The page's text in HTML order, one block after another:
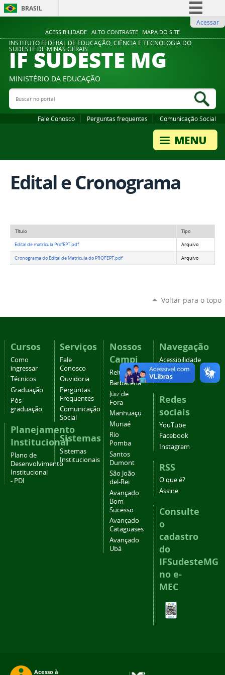
ACESSIBILIDADE ALTO CONTRASTE MAPA DO SITE
BRASIL
Comunica BR
Participe
Legislação
Acessar
INSTITUTO FEDERAL DE EDUCAÇÃO, CIÊNCIA E TECNOLOGIA DO
SUDESTE DE MINAS GERAIS
IF SUDESTE MG
MINISTÉRIO DA EDUCAÇÃO
Buscar no portal
Fale Conosco Perguntas frequentes Comunicação Social
Edital e Cronograma
Título Tipo
Edital de matrícula ProfEPT.pdf Arquivo
Cronograma do Edital de Matrícula do PROFEPT.pdf Arquivo
Voltar para o topo
Cursos
Como
ingressar
Técnicos
Graduação
Pós-
graduação
Planejamento
Institucional
Plano de
Desenvolvimento
Institucional
- PDI
Serviços
Fale
Conosco
Ouvidoria
Perguntas
Frequentes
Comunicação
Social
Sistemas
Sistemas
Institucionais
Nossos
Campi
Reitoria
Barbacena
Juiz de
Fora
Manhuaçu
Muriaé
Rio
Pomba
Santos
Dumont
São João
del-Rei
Avançado
Bom
Sucesso
Avançado
Cataguases
Avançado
Ubá
Navegação
Acessibilidade
Mapa do
site
Redes
sociais
YouTube
Facebook
Instagram
RSS
O que é?
Assine
Consulte
o
cadastro
do
IFSudesteMG
no e-
MEC